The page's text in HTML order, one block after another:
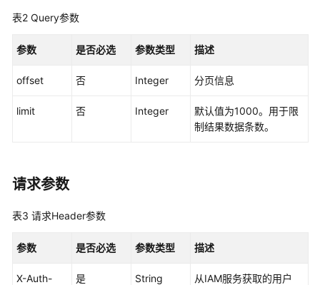
佳
践
API
SDK
考
常
问
表2 Query参数
参数 是否必选 参数类型 描述
offset 否 Integer 分页信息
limit 否 Integer
默认值为1000。用于限
制结果数据条数。
请求参数
表3 请求Header参数
参数 是否必选 参数类型 描述
X-Auth-
是 String
从IAM服务获取的用户